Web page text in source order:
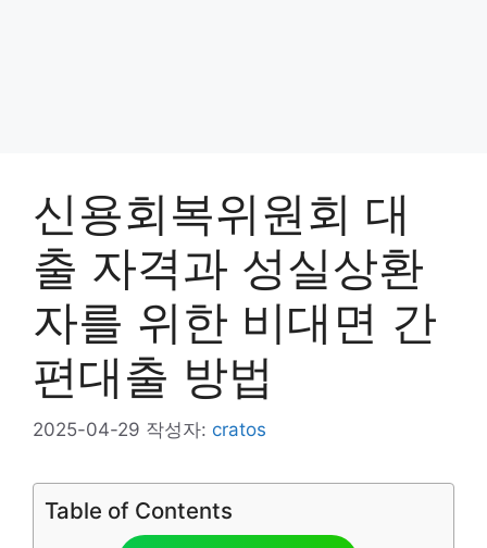
신용회복위원회 대
출 자격과 성실상환
자를 위한 비대면 간
편대출 방법
2025-04-29 작성자: cratos
Table of Contents